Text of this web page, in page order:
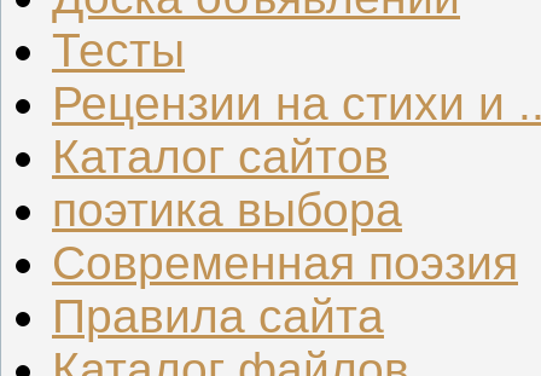
Тесты
Рецензии на стихи и
Каталог сайтов
поэтика выбора
Современная поэзия
Правила сайта